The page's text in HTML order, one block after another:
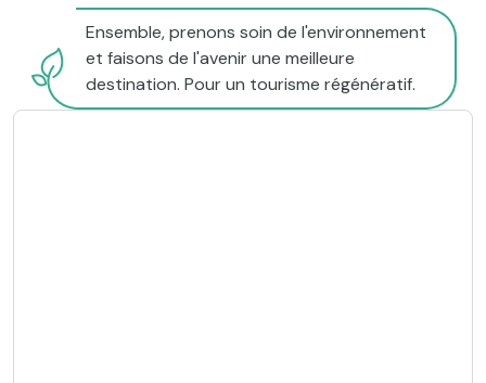
Ensemble, prenons soin de l'environnement
et faisons de l'avenir une meilleure
destination. Pour un tourisme régénératif.